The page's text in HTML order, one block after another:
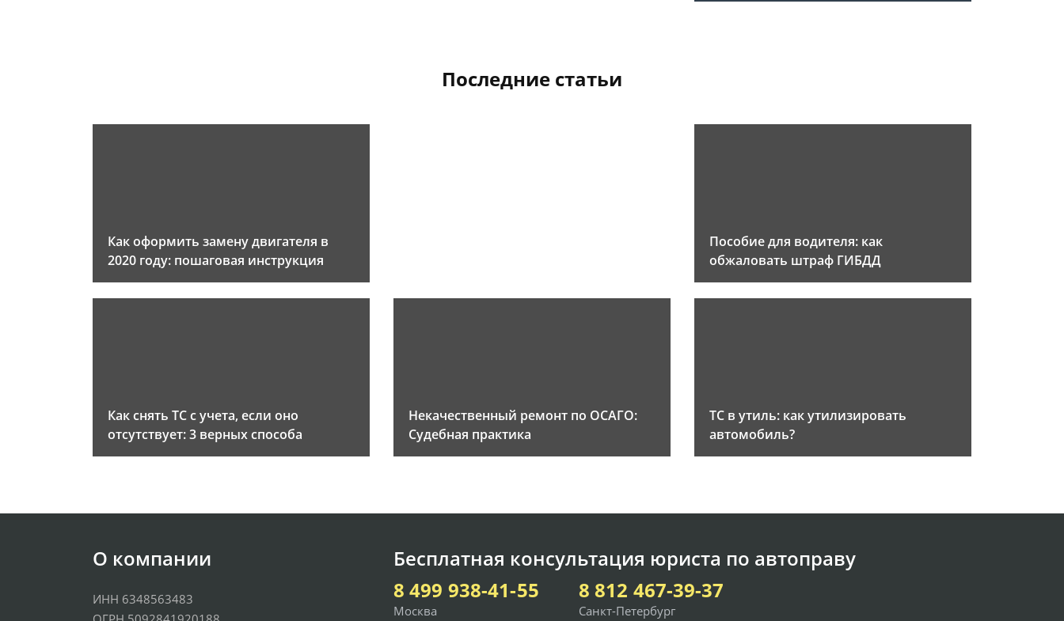
Последние статьи
Как оформить замену двигателя в
2020 году: пошаговая инструкция
Пособие для водителя: как
обжаловать штраф ГИБДД
Как снять ТС с учета, если оно
отсутствует: 3 верных способа
Некачественный ремонт по ОСАГО:
Судебная практика
ТС в утиль: как утилизировать
автомобиль?
О компании
ИНН 6348563483
Бесплатная консультация юриста по автоправу
8 499 938-41-55
Москва
8 812 467-39-37
Санкт-Петербург